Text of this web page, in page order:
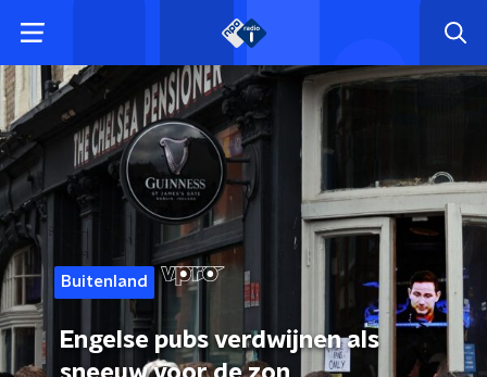
Buitenland
Engelse pubs verdwijnen als